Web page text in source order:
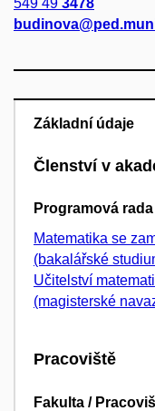
549 49 3478
Základní údaje
Členství v
Programová rada
Matematika se
(bakalářské
Učitelství
(magisterské
Pracoviště
Fakulta /